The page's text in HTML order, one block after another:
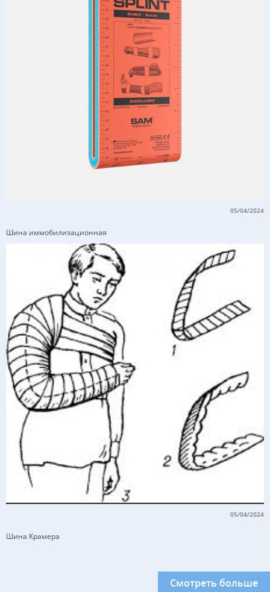
05/04/2024
Шина иммобилизационная
05/04/2024
Шина Крамера
Смотреть больше